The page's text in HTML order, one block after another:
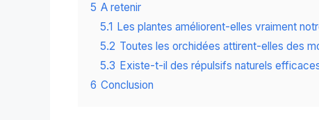
5 A retenir
5.1 Les plantes améliorent-elles vraiment
5.2 Toutes les orchidées attirent-elles des
5.3 Existe-t-il des répulsifs naturels
6 Conclusion